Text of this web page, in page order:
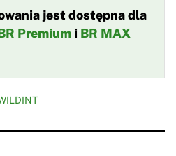
jest dostępna dla
Premiumi BR MAX